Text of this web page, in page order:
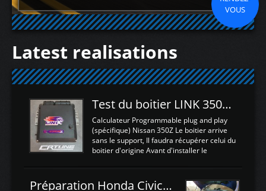
VOUS
Latest realisations
Test du boitier LINK 350Z Plugin ECU
Calculateur Programmable plug and play
(spécifique) Nissan 350Z Le boitier arrive
sans le support, Il faudra récupérer celui du
boitier d'origine Avant d'installer le
d'envoyer l'information de la large bande
Préparation Honda Civic Type R FK2